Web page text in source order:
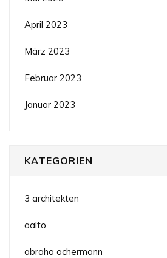
April 2023
März 2023
Februar 2023
Januar 2023
KATEGORIEN
3 architekten
aalto
abraha achermann